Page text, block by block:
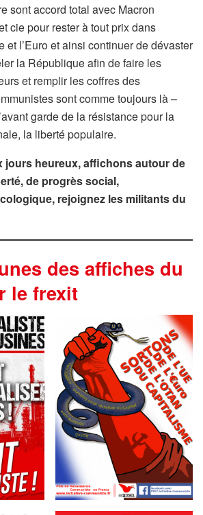
sont accord total avec Macron
cie pour rester à tout prix dans
et l’Euro et ainsi continuer de dévaster
la République afin de faire les
et remplir les coffres des
sont comme toujours là –
garde de la résistance pour la
la liberté populaire.
jours heureux, affichons autour de
de progrès social,
rejoignez les militants du
des affiches du
le frexit